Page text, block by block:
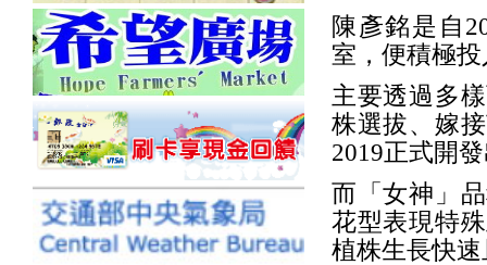
陳彥銘是自
室，便積極
主要透過多
株選拔、嫁
2019正式開
而「女神」
花型表現特
植株生長快